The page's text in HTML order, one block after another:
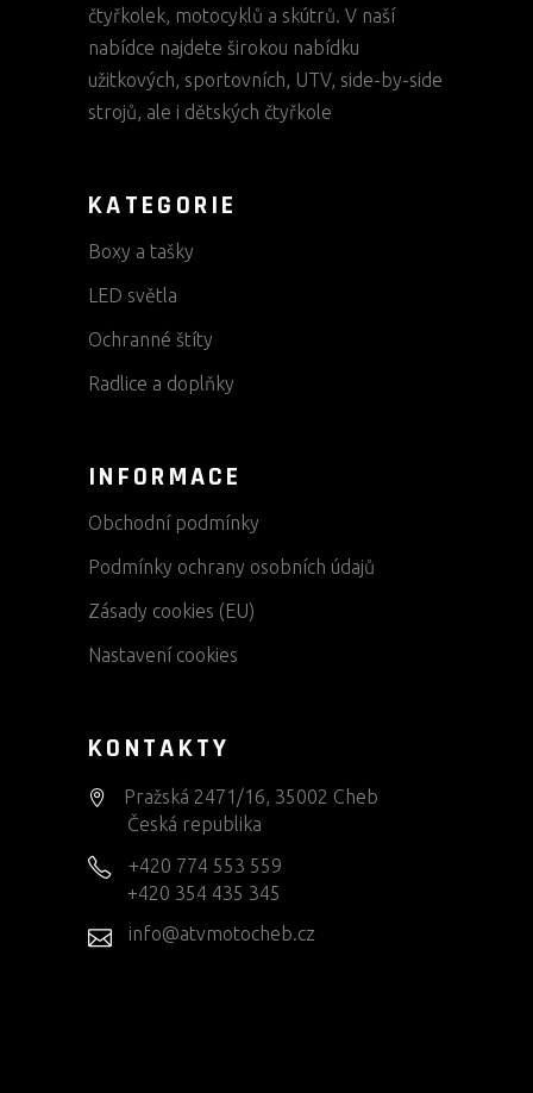
čtyřkolek, motocyklů a skútrů. V naší
nabídce najdete širokou nabídku
užitkových, sportovních, UTV, side-by-side
strojů, ale i dětských čtyřkole
KATEGORIE
Boxy a tašky
LED světla
Ochranné štíty
Radlice a doplňky
INFORMACE
Obchodní podmínky
Podmínky ochrany osobních údajů
Zásady cookies (EU)
Nastavení cookies
KONTAKTY
Pražská 2471/16, 35002 Cheb
Česká republika
+420 774 553 559
+420 354 435 345
info@atvmotocheb.cz